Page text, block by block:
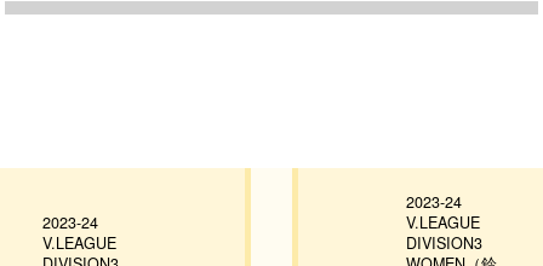
2023-24
V.LEAGUE
2023-24
V.LEAGUE
DIVISION3